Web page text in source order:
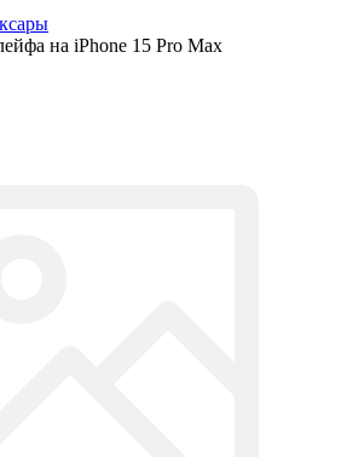
на iPhone 15 Pro Max